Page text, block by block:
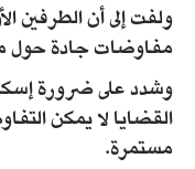
ولفت إلى أن الطرفين
مفاوضات جادة حول
وشدد على ضرورة
القضايا لا يمكن
مستمرة.